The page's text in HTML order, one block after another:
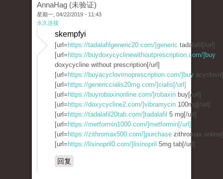
AnnaHag (未验证)
星期一, 04/22/2019 - 11:43
永久连接
skempfyi
[url= https://tadalafilgeneric20.com/]generic tadalafil[/url]
[url= https://buydoxycyclinewithoutprescription.com/]buy
doxycycline without prescription[/url]
[url= https://buyacyclovirnoprescription.com/]buy
[url= https://genericcialis20mg.com/]cialis[/url]
[url= https://buyrobaxinonline.com/]robaxin buy[/url]
[url= https://doxycycline2.com/]vibramycin 100mg[/url]
[url= https://tadalafil20tab.com/]tadalafil 5 mg[/url]
[url= https://metformin1000.com/]metformin[/url]
[url= https://zithromax500.com/]purchase zithromax
[url= https://lisinopril0.com/]lisinopril 5mg tab[/url]
回复